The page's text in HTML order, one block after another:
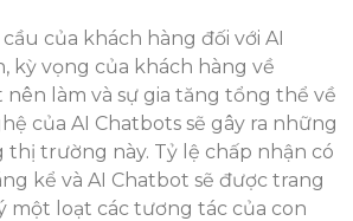
của khách hàng đối với AI
kỳ vọng của khách hàng về
làm và sự gia tăng tổng thể về
của AI Chatbots sẽ gây ra những
trường này. Tỷ lệ chấp nhận có
kể và AI Chatbot sẽ được trang
một loạt các tương tác của con